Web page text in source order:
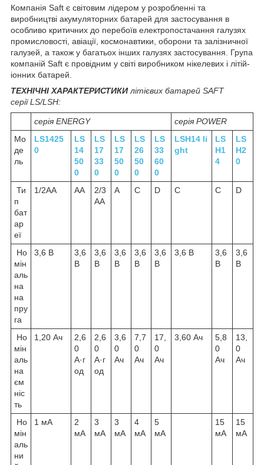
Компанія Saft є світовим лідером у розробленні та
виробництві акумуляторних батарей для застосування в
особливо критичних до перебоїв електропостачання галузях
промисловості, авіації, космонавтики, оборони та залізничної
галузей, а також у багатьох інших галузях застосування. Група
компаній Saft є провідним у світі виробником нікелевих і літій-
іонних батарей.
ТЕХНІЧНІ ХАРАКТЕРИСТИКИ літієвих батарей SAFT
серії LS/LSH:
серія ENERGY
серія POWER
Мо
де
ль
LS1425
0
LS
14
50
0
LS
17
33
0
LS
17
50
0
LS
26
50
0
LS
33
60
0
LSH14 li
ght
LS
H1
4
LS
H2
0
Ти
п
бат
ар
еї
1/2AA AA
2/3
AA
A C D C C D
Но
мін
аль
на
на
пру
га
3,6 В
3,6
В
3,6
В
3,6
В
3,6
В
3,6
В
3,6 В
3,6
В
3,6
В
Но
мін
аль
на
єм
ніс
ть
1,20 Ач
2,6
0
А·г
од
2,6
0
А·г
од
3,6
0
Ач
7,7
0
Ач
17,
0
Ач
3,60 Ач
5,8
0
Ач
13,
0
Ач
Но
мін
аль
ни
1 мА
2
мА
3
мА
3
мА
4
мА
5
мА
15
мА
15
мА